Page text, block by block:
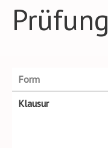
Form
Klausur